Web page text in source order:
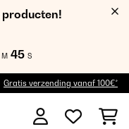
producten!
M 43 S
Gratis verzending vanaf 100€*